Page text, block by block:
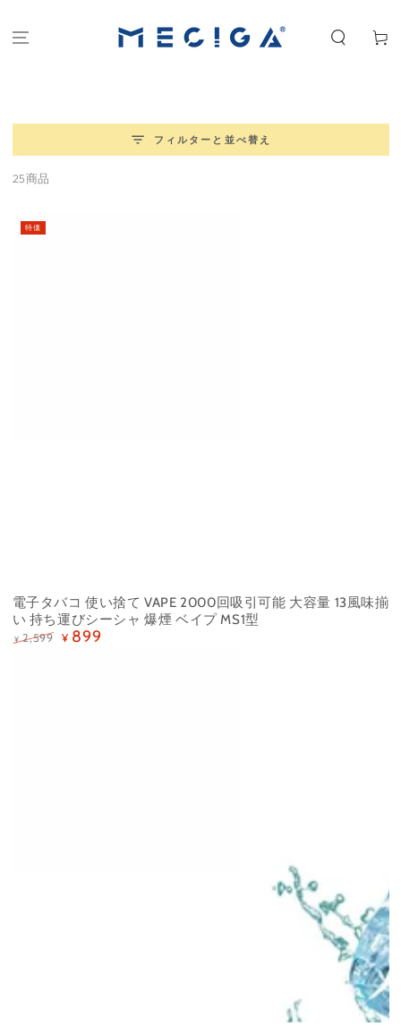
ー
フィルターと並べ替え
25商品
電子タバコ 使い捨て VAPE 2000回吸引可能 大容量 13風味揃
い 持ち運びシーシャ 爆煙 ベイプ MS1型
¥ 2,599 ¥ 899
特価